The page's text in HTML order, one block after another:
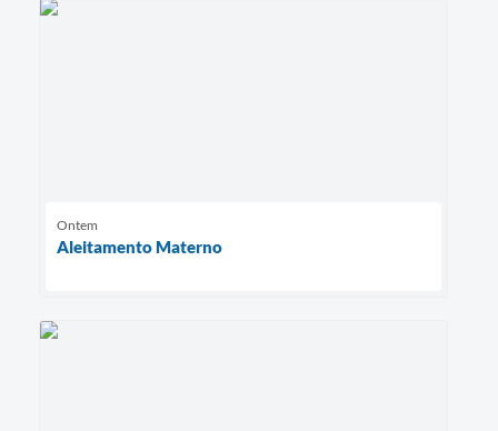
Ontem
Aleitamento Materno